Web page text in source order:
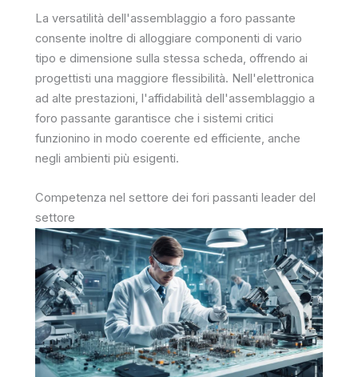
La versatilità dell'assemblaggio a foro passante
consente inoltre di alloggiare componenti di vario
tipo e dimensione sulla stessa scheda, offrendo ai
progettisti una maggiore flessibilità. Nell'elettronica
ad alte prestazioni, l'affidabilità dell'assemblaggio a
foro passante garantisce che i sistemi critici
funzionino in modo coerente ed efficiente, anche
negli ambienti più esigenti.
Competenza nel settore dei fori passanti leader del
settore